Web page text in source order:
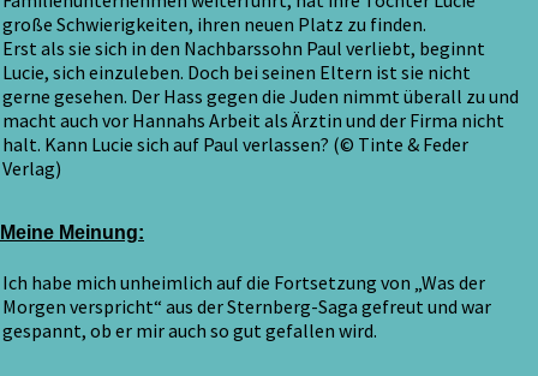
große Schwierigkeiten, ihren neuen Platz zu finden.
Erst als sie sich in den Nachbarssohn Paul verliebt, beginnt
Lucie, sich einzuleben. Doch bei seinen Eltern ist sie nicht
gerne gesehen. Der Hass gegen die Juden nimmt überall zu und
macht auch vor Hannahs Arbeit als Ärztin und der Firma nicht
halt. Kann Lucie sich auf Paul verlassen? (© Tinte & Feder
Verlag)
Meine Meinung:
Ich habe mich unheimlich auf die Fortsetzung von „Was der
Morgen verspricht“ aus der Sternberg-Saga gefreut und war
gespannt, ob er mir auch so gut gefallen wird.